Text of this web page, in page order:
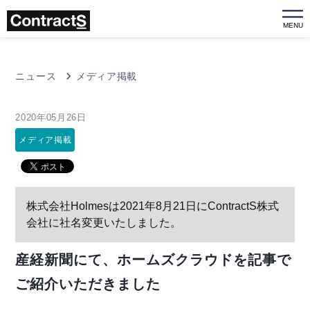
MENU
ニュース メディア掲載
2020年05月26日
メディア掲載
株式会社Holmesは2021年8月21日にContractS株式
会社に社名変更いたしました。
産経新聞にて、ホームズクラウドを記事で
ご紹介いただきました